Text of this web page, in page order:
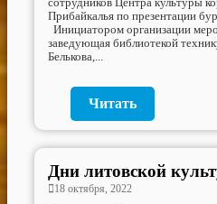
сотрудников Центра культуры
Прибайкалья по презентации
Инициатором организации
заведующая библиотекой
Белькова,...
Читать
Дни литовской
18 октября, 2022